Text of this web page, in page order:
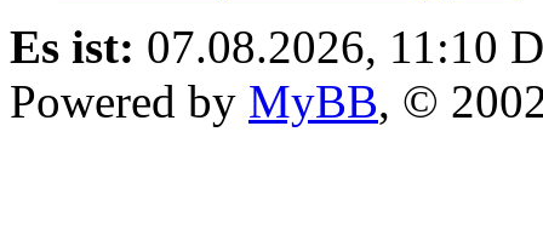
Es ist: 07.08.2026, 11:10
Powered by MyBB, ©